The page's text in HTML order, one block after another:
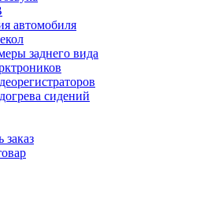
автомобиля
заднего вида
сидений